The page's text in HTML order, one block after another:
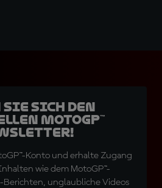
Sie sich den
MotoGP™
Konto und erhalte Zugang
wie dem MotoGP™-
Berichten, unglaubliche Videos